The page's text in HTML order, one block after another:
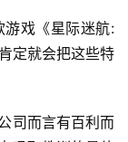
戏《星际迷航:
定就会把这些特
司而言有百利而